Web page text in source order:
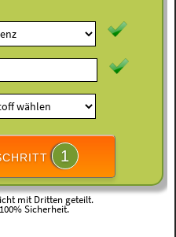
1
mit Dritten geteilt.
Sicherheit.